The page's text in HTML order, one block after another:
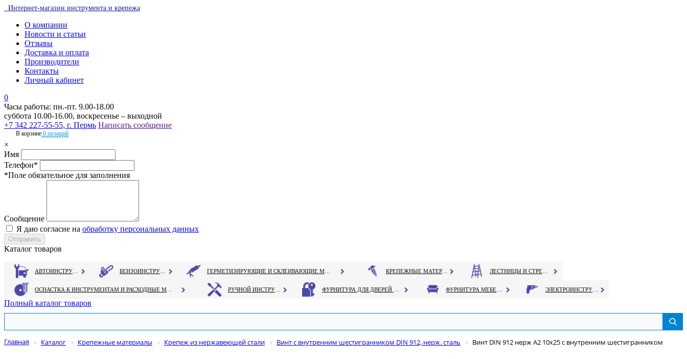
Интернет-магазин инструмента и крепежа
О компании
Новости и статьи
Отзывы
Доставка и оплата
Производители
Контакты
Личный кабинет
0
Часы работы: пн.-пт. 9.00-18.00
суббота 10.00-16.00, воскресенье – выходной
+7 342 227-55-55, г. Пермь Написать сообщение
В корзине 0 позиций
×
Имя
Телефон*
*Поле обязательное для заполнения
Сообщение
Я даю согласие на обработку персональных данных
Каталог товаров
Полный каталог товаров
Главная Каталог Крепежные материалы Крепеж из нержавеющей стали Винт с внутренним шестигранником DIN 912, нерж. сталь Винт DIN 912 нерж A2 10х25 с внутренним шестигранником